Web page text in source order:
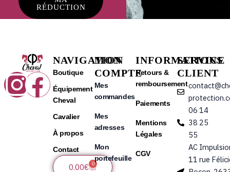
RÉDUCTION
Instagram
Facebook
NAVIGATION
Boutique
Équipement
Cheval
Cavalier
À propos
Contact
0.00€ 0
Panier
MON
COMPTE
Mes
commandes
Mes
adresses
Mon
portefeuille
INFORMATIONS
Retours &
remboursement
Paiements
Mentions
Légales
CGV
SERVICE
CLIENT
06 14
38 25
55
AC
11 rue